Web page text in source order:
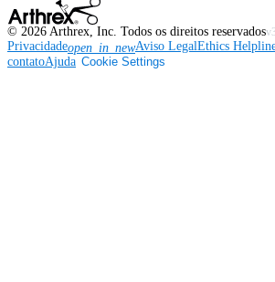
© 2026 Arthrex, Inc. Todos os direitos reservados
Privacidadeopen_in_newAviso LegalEthics
contatoAjuda Cookie Settings